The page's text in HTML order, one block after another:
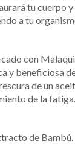
tu cuerpo
a tu
con
y beneficiosa
de un
de la fatiga.
de Bambú.